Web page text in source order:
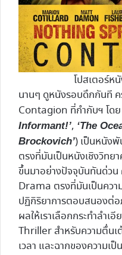
โปสเตอร์ห
นานๆ ดูหนังรอบดึกกันที ค
Contagion ที่กำกับฯ โดย
Informant!’, ‘The
Brockovich’) เป็นหนังพั
ตรงที่มันเป็นหนังเชิงวิทย
ขึ้นมาอย่างปัจจุบันทันด่วน
Drama ตรงที่มันเป็นคว
ปฏิกิริยาการตอบสนองต่อ
ผลให้เราเลือกกระทำลำเ
Thriller สำหรับความตื่น
เวลา และฉากของความเ